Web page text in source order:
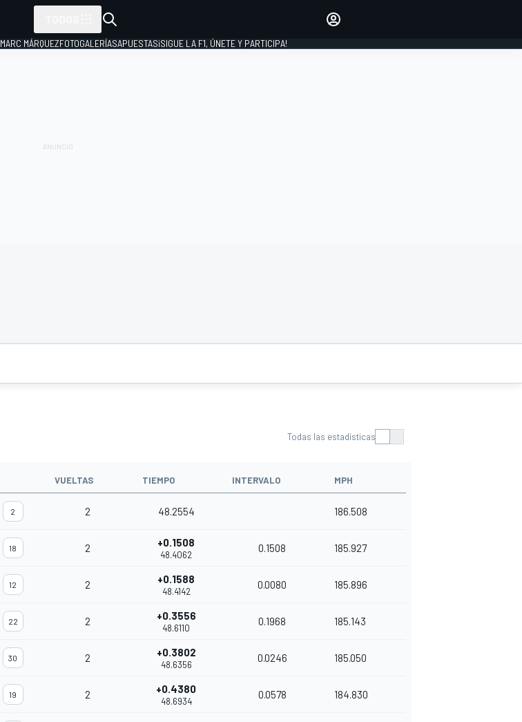
MARC MÁRQUEZFOTOGALERÍASAPUESTAS¡SIGUE LA F1, ÚNETE Y PARTICIPA!
Todas las estadísticas
VUELTAS TIEMPO INTERVALO MPH
2 2 48.2554 186.508
18 2 +0.1508
48.4062
0.1508 185.927
12 2 +0.1588
48.4142
0.0080 185.896
22 2 +0.3556
48.6110
0.1968 185.143
30 2 +0.3802
48.6356
0.0246 185.050
19 2 +0.4380
48.6934
0.0578 184.830